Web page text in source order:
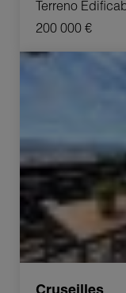
Terreno
200 000 €
Vendita
Cruseilles